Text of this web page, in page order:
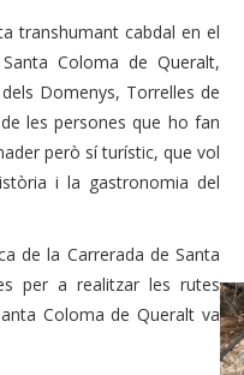
transhumant cabdal en el
Coloma de Queralt,
Domenys, Torrelles de
les persones que ho fan
però sí turístic, que vol
i la gastronomia del
de la Carrerada de Santa
per a realitzar les rutes
Coloma de Queralt va